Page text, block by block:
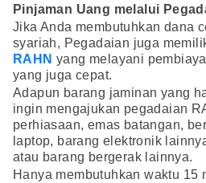
Pinjaman Uang melalui
Jika Anda membutuhkan dana
syariah, Pegadaian juga
RAHN yang melayani
yang juga cepat.
Adapun barang jaminan yang
ingin mengajukan pegadaian
perhiasaan, emas batangan,
laptop, barang elektronik
atau barang bergerak lainnya.
Hanya membutuhkan waktu 15